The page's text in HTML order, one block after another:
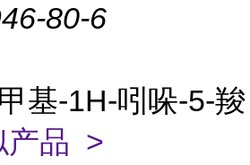
80-6
基-1H-吲哚-5-羧
产品 >